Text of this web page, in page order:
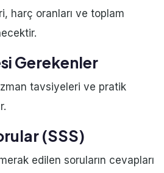
harç oranları ve toplam
Gerekenler
tavsiyeleri ve pratik
(SSS)
edilen soruların cevapları